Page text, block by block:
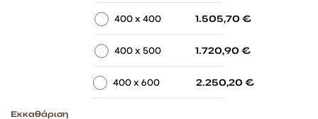
- 400 x 400 1.505,70€
400 x 500 1.720,90€
400 x 600 2.250,20€
Εκκαθάριση